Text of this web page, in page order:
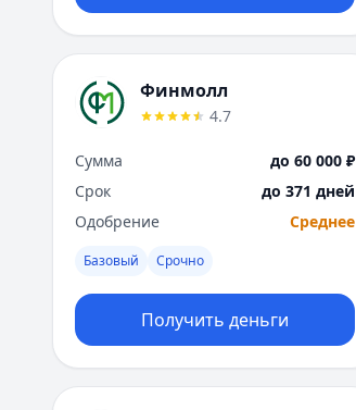
Финмолл
4.7
Сумма
до 60 000 ₽
Срок
до 371 дней
Одобрение
Среднее
Базовый Срочно
Получить деньги